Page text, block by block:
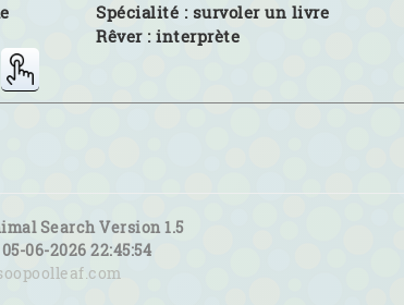
Spécialité : survoler un livre
Rêver :interprète
Search Version 1.5
06-2026 22:45:54